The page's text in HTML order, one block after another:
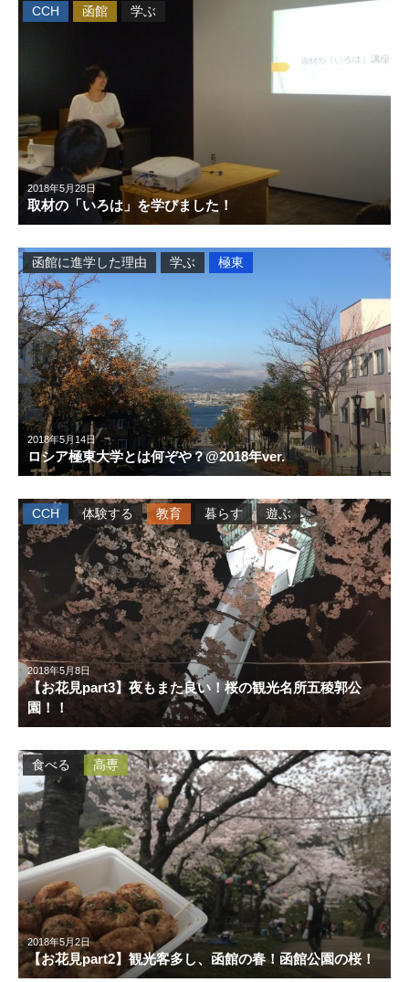
2018年5月28日
取材の「いろは」を学びました！
CCH 函館 学ぶ
2018年5月14日
ロシア極東大学とは何ぞや？@2018年ver.
函館に進学した理由 学ぶ 極東
2018年5月8日
【お花見part3】夜もまた良い！桜の観光名所五稜郭公
園！！
CCH 体験する 教育 暮らす 遊ぶ
2018年5月2日
【お花見part2】観光客多し、函館の春！函館公園の桜！
食べる 高専